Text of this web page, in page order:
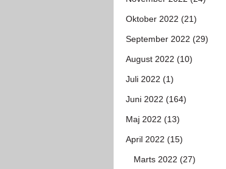
Oktober 2022 (21)
September 2022 (29)
August 2022 (10)
Juli 2022 (1)
Juni 2022 (164)
Maj 2022 (13)
April 2022 (15)
Marts 2022 (27)